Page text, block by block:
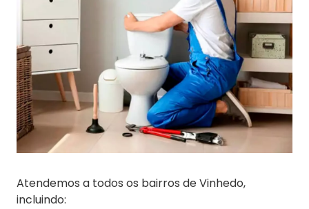
Atendemos a todos os bairros de Vinhedo,
incluindo: